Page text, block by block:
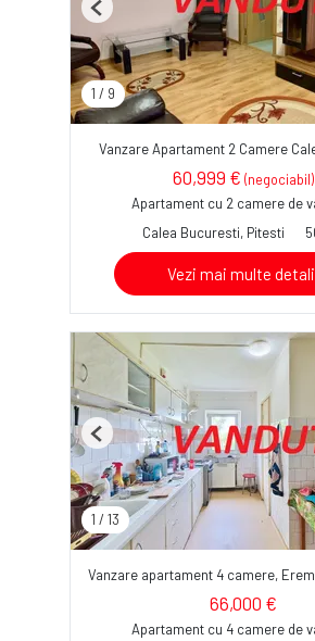
1 / 9
Previous
Vanzare Apartament 2 Camere
60,999 € (negociabil)
Apartament cu 2 camere de
Calea Bucuresti, Pitesti
Vezi mai multe
1 / 13
Previous
Vanzare apartament 4 camere,
66,000 €
Apartament cu 4 camere de